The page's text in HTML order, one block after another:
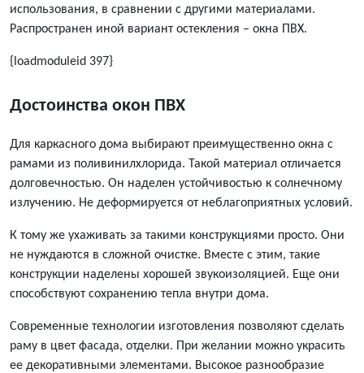
использования, в сравнении с другими материалами.
Распространен иной вариант остекления – окна ПВХ.
{loadmoduleid 397}
Достоинства окон ПВХ
Для каркасного дома выбирают преимущественно окна с
рамами из поливинилхлорида. Такой материал отличается
долговечностью. Он наделен устойчивостью к солнечному
излучению. Не деформируется от неблагоприятных условий.
К тому же ухаживать за такими конструкциями просто. Они
не нуждаются в сложной очистке. Вместе с этим, такие
конструкции наделены хорошей звукоизоляцией. Еще они
способствуют сохранению тепла внутри дома.
Современные технологии изготовления позволяют сделать
раму в цвет фасада, отделки. При желании можно украсить
ее декоративными элементами. Высокое разнообразие